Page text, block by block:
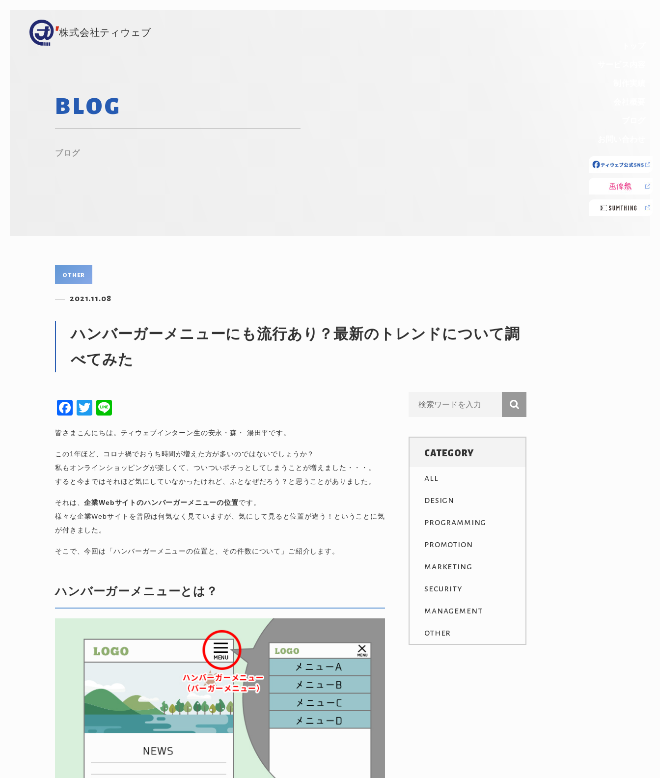
株式会社ティウェブ
BLOG
ブログ
other
2021.11.08
ハンバーガーメニューにも流行あり？最新のトレンドについて調
べてみた
F
c
e
b
o
o
k
T
tt
er
e
皆さまこんにちは。ティウェブインターン生の安永・森・ 湯田平です。
この1年ほど、コロナ禍でおうち時間が増えた方が多いのではないでしょうか？
私もオンラインショッピングが楽しくて、ついついポチっとしてしまうことが増えました・・・。
すると今まではそれほど気にしていなかったけれど、ふとなぜだろう？と思うことがありました。
それは、企業Webサイトのハンバーガーメニューの位置です。
様々な企業Webサイトを普段は何気なく見ていますが、気にして見ると位置が違う！ということに気
が付きました。
そこで、今回は「ハンバーガーメニューの位置と、その件数について」ご紹介します。
ハンバーガーメニューとは？
CATEGORY
all
design
programming
promotion
marketing
security
management
other